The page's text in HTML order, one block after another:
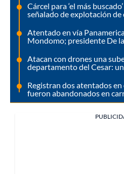
Cárcel para ‘el más
señalado de explotación
Atentado en vía
Mondomo; presidente De
Atacan con drones una
departamento del Cesar:
Registran dos atentados
fueron abandonados en